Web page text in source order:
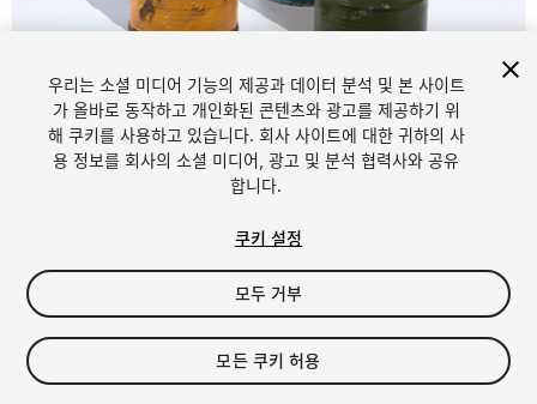
1/7
$5.99
세금/부가세는 결제 시 반영됩니다.
우리는 소셜 미디어 기능의 제공과 데이터 분석 및 본 사이트
가 올바로 동작하고 개인화된 콘텐츠와 광고를 제공하기 위
해 쿠키를 사용하고 있습니다. 회사 사이트에 대한 귀하의 사
용 정보를 회사의 소셜 미디어, 광고 및 분석 협력사와 공유
합니다.
쿠키 설정
모두 거부
모든 쿠키 허용